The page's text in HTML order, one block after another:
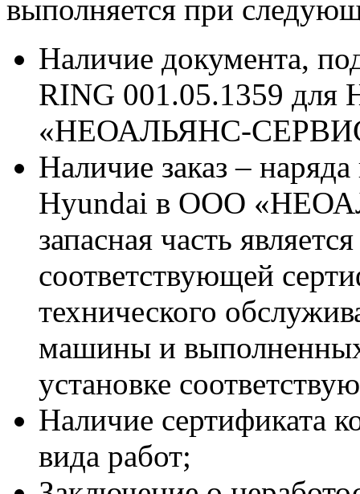
выполняется при
Наличие документа,
RING 001.05.1359
«НЕОАЛЬЯНС-
Наличие заказ –
Hyundai в ООО
запасная часть
соответствующей
технического
машины и
установке
Наличие сертификата
вида работ;